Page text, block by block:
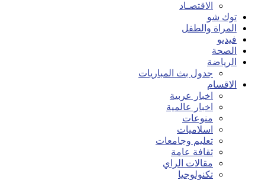
الاقتصـاد
توك شو
المراة والطفل
فيديو
الصحة
الرياضة
جدول بث المباريات
الاقسام
اخبار عربية
اخبار عالمية
منوعات
اسلاميات
تعليم وجامعات
ثقافة عامة
مقالات الراي
تكنولوجيا